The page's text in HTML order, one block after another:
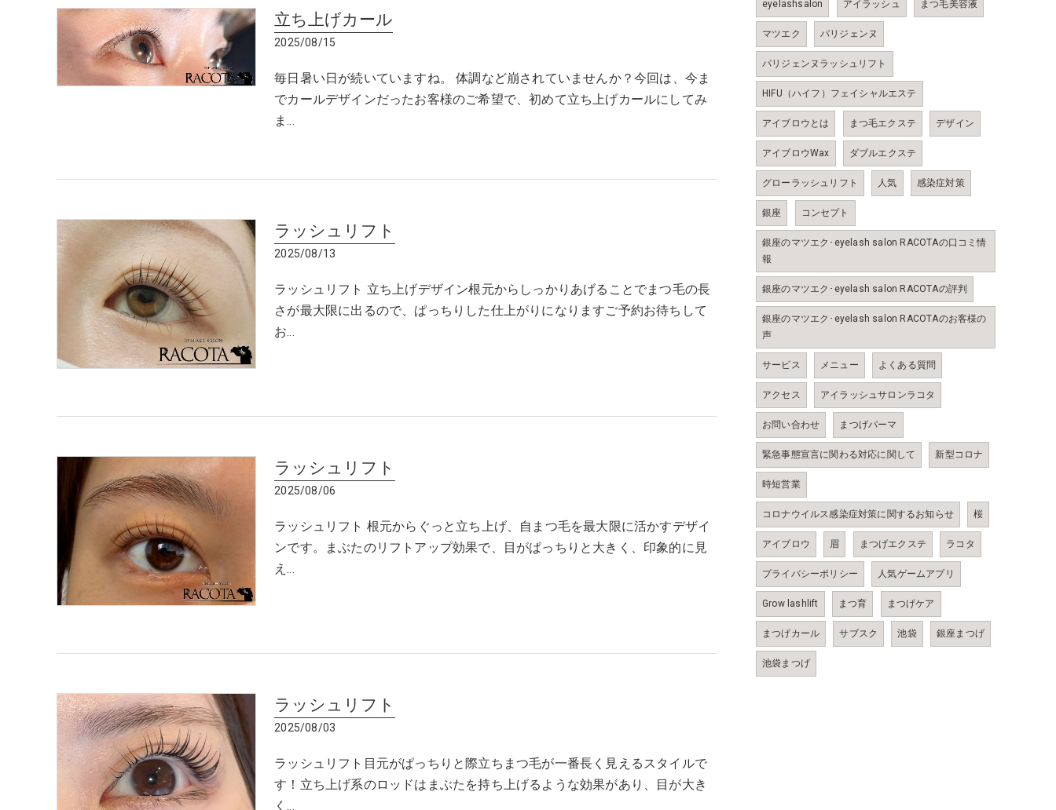
立ち上げカール
2025/08/15
毎日暑い日が続いていますね。 体調など崩されていませんか？今回は、今ま
でカールデザインだったお客様のご希望で、初めて立ち上げカールにしてみ
ま…
ラッシュリフト
2025/08/13
ラッシュリフト 立ち上げデザイン根元からしっかりあげることでまつ毛の長
さが最大限に出るので、ぱっちりした仕上がりになりますご予約お待ちして
お…
ラッシュリフト
2025/08/06
ラッシュリフト 根元からぐっと立ち上げ、自まつ毛を最大限に活かすデザイ
ンです。まぶたのリフトアップ効果で、目がぱっちりと大きく、印象的に見
え…
ラッシュリフト
2025/08/03
ラッシュリフト目元がぱっちりと際立ちまつ毛が一番長く見えるスタイルで
す！立ち上げ系のロッドはまぶたを持ち上げるような効果があり、目が大き
く…
eyelashsalon アイラッシュ まつ毛美容液
マツエク パリジェンヌ
パリジェンヌラッシュリフト
HIFU（ハイフ）フェイシャルエステ
アイブロウとは まつ毛エクステ デザイン
アイブロウWax ダブルエクステ
グローラッシュリフト 人気 感染症対策
銀座 コンセプト
銀座のマツエク･eyelash salon RACOTAの口コミ情
報
銀座のマツエク･eyelash salon RACOTAの評判
銀座のマツエク･eyelash salon RACOTAのお客様の
声
サービス メニュー よくある質問
アクセス アイラッシュサロンラコタ
お問い合わせ まつげパーマ
緊急事態宣言に関わる対応に関して 新型コロナ
時短営業
コロナウイルス感染症対策に関するお知らせ 桜
アイブロウ 眉 まつげエクステ ラコタ
プライバシーポリシー 人気ゲームアプリ
Grow lashlift まつ育 まつげケア
まつげカール サブスク 池袋 銀座まつげ
池袋まつげ